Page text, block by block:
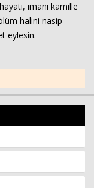
imanı kamille
halini nasip
eylesin.